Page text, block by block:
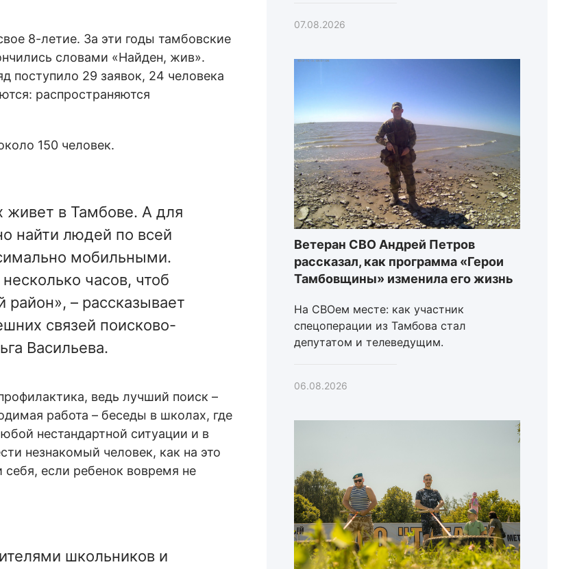
8-летие. За эти годы тамбовские
словами «Найден, жив».
поступило 29 заявок, 24 человека
распространяются
150 человек.
живет в Тамбове. А для
найти людей по всей
мобильными.
часов, чтоб
район», – рассказывает
связей поисково-
Васильева.
ведь лучший поиск –
работа – беседы в школах, где
нестандартной ситуации и в
незнакомый человек, как на это
себя, если ребенок вовремя не
школьников и
07.08.2026
Ветеран СВО Андрей Петров
рассказал, как программа «Герои
Тамбовщины» изменила его жизнь
На СВОем месте: как участник
спецоперации из Тамбова стал
депутатом и телеведущим.
06.08.2026